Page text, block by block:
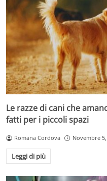
Le razze di cani che
fatti per i piccoli spazi
Romana Cordova Novembre
Leggi di più